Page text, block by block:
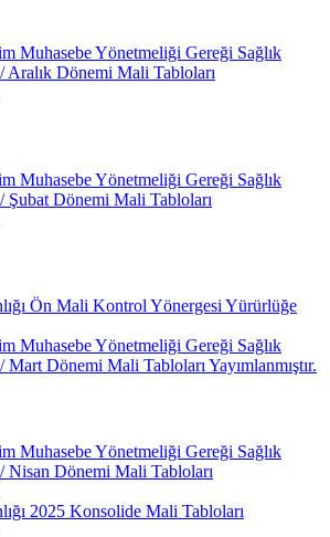
Muhasebe Yönetmeliği Gereği Sağlık
Aralık Dönemi Mali Tabloları
Muhasebe Yönetmeliği Gereği Sağlık
Şubat Dönemi Mali Tabloları
Ön Mali Kontrol Yönergesi Yürürlüğe
Muhasebe Yönetmeliği Gereği Sağlık
Mart Dönemi Mali Tabloları Yayımlanmıştır.
Muhasebe Yönetmeliği Gereği Sağlık
Nisan Dönemi Mali Tabloları
2025 Konsolide Mali Tabloları